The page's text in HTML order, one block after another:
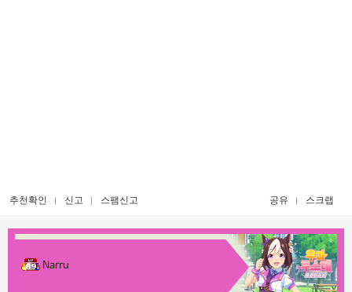
추천확인 신고 스팸신고 공유 스크랩
Narru